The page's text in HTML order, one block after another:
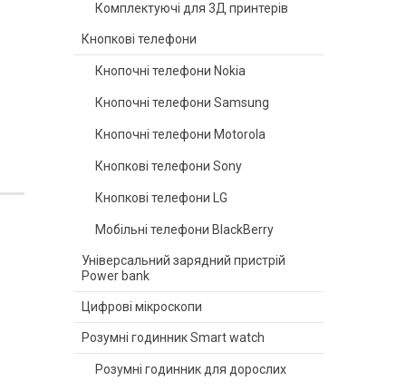
Комплектуючі для 3Д принтерів
Кнопкові телефони
Кнопочні телефони Nokia
Кнопочні телефони Samsung
Кнопочні телефони Motorola
Кнопкові телефони Sony
Кнопкові телефони LG
Мобільні телефони BlackBerry
Універсальний зарядний пристрій
Power bank
Цифрові мікроскопи
Розумні годинник Smart watch
Розумні годинник для дорослих